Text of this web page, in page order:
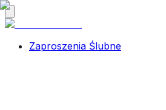
Zaproszenia Ślubne